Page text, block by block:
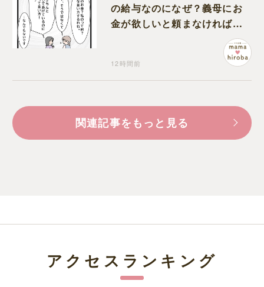
の給与なのになぜ？義母にお
金が欲しいと頼まなければな
12時間前
関連記事をもっと見る
アクセスランキング